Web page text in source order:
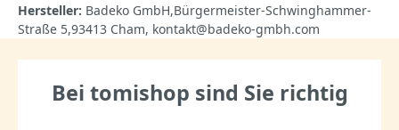
Hersteller: Badeko GmbH,Bürgermeister-Schwinghammer-
Straße 5,93413 Cham, kontakt@badeko-gmbh.com
Bei tomishop sind Sie richtig